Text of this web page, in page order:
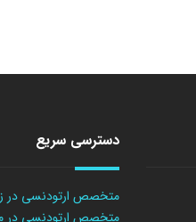
دسترسی سریع
متخصص ارتودنسی در
متخصص ارتودنسی در